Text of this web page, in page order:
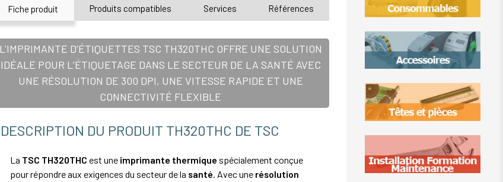
Fiche produit Produits compatibles Services Références
L'IMPRIMANTE D’ÉTIQUETTES TSC TH320THC OFFRE UNE SOLUTION
IDÉALE POUR L’ÉTIQUETAGE DANS LE SECTEUR DE LA SANTÉ AVEC
UNE RÉSOLUTION DE 300 DPI, UNE VITESSE RAPIDE ET UNE
CONNECTIVITÉ FLEXIBLE
DESCRIPTION DU PRODUIT TH320THC DE TSC
La TSC TH320THC est une imprimante thermique spécialement conçue
pour répondre aux exigences du secteur de la santé. Avec une résolution